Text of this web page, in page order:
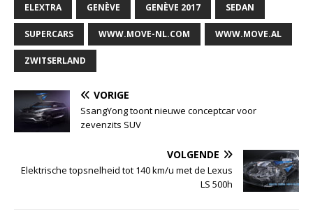
ELEXTRA GENÈVE GENÈVE 2017 SEDAN
SUPERCARS WWW.MOVE-NL.COM WWW.MOVE.AL
ZWITSERLAND
VORIGE
SsangYong toont nieuwe conceptcar voor
zevenzits SUV
VOLGENDE
Elektrische topsnelheid tot 140 km/u met de Lexus
LS 500h